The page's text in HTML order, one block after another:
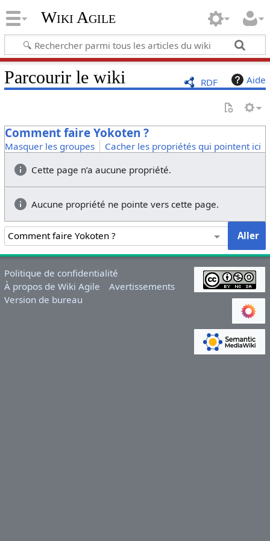
Wiki Agile
RDF Aide
Parcourir le wiki
Comment faire Yokoten ?
Masquer les groupes
Cacher les propriétés qui pointent ici
Cette page n’a aucune propriété.
Aucune propriété ne pointe vers cette page.
Politique de confidentialité
À propos de Wiki Agile
Avertissements
Version de bureau